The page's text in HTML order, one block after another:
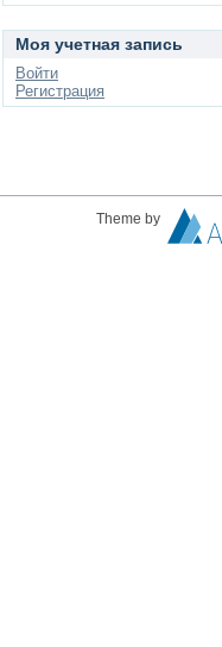
Моя учетная запись
Войти
Регистрация
Theme by